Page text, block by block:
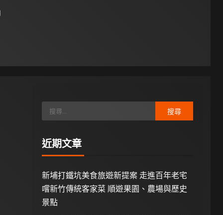
近期文章
新埔打鐵坑美食旅遊新提案 走進百年老宅
嚐新竹傳統客家菜 順遊果園、農場與歷史
景點